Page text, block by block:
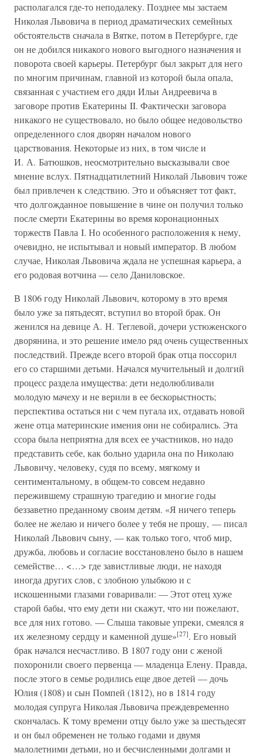
располагался где-то неподалеку. Позднее мы застаем
Николая Львовича в период драматических семейных
обстоятельств сначала в Вятке, потом в Петербурге, где
он не добился никакого нового выгодного назначения и
поворота своей карьеры. Петербург был закрыт для него
по многим причинам, главной из которой была опала,
связанная с участием его дяди Ильи Андреевича в
заговоре против Екатерины II. Фактически заговора
никакого не существовало, но было общее недовольство
определенного слоя дворян началом нового
царствования. Некоторые из них, в том числе и
И. А. Батюшков, неосмотрительно высказывали свое
мнение вслух. Пятнадцатилетний Николай Львович тоже
был привлечен к следствию. Это и объясняет тот факт,
что долгожданное повышение в чине он получил только
после смерти Екатерины во время коронационных
торжеств Павла I. Но особенного расположения к нему,
очевидно, не испытывал и новый император. В любом
случае, Николая Львовича ждала не успешная карьера, а
его родовая вотчина — село Даниловское.
В 1806 году Николай Львович, которому в это время
было уже за пятьдесят, вступил во второй брак. Он
женился на девице А. Н. Теглевой, дочери устюженского
дворянина, и это решение имело ряд очень существенных
последствий. Прежде всего второй брак отца поссорил
его со старшими детьми. Начался мучительный и долгий
процесс раздела имущества: дети недолюбливали
молодую мачеху и не верили в ее бескорыстность;
перспектива остаться ни с чем пугала их, отдавать новой
жене отца материнские имения они не собирались. Эта
ссора была неприятна для всех ее участников, но надо
представить себе, как больно ударила она по Николаю
Львовичу, человеку, судя по всему, мягкому и
сентиментальному, в общем-то совсем недавно
пережившему страшную трагедию и многие годы
беззаветно преданному своим детям. «Я ничего теперь
более не желаю и ничего более у тебя не прошу, — писал
Николай Львович сыну, — как только того, чтоб мир,
дружба, любовь и согласие восстановлено было в нашем
семействе… <…> где завистливые люди, не находя
иногда других слов, с злобною улыбкою и с
искошенными глазами говаривали: — Этот отец хуже
старой бабы, что ему дети ни скажут, что ни пожелают,
все для них готово. — Слыша таковые упреки, смеялся я
их железному сердцу и каменной душе»[27]. Его новый
брак начался несчастливо. В 1807 году они с женой
похоронили своего первенца — младенца Елену. Правда,
после этого в семье родились еще двое детей — дочь
Юлия (1808) и сын Помпей (1812), но в 1814 году
молодая супруга Николая Львовича преждевременно
скончалась. К тому времени отцу было уже за шестьдесят
и он был обременен не только годами и двумя
малолетними детьми, но и бесчисленными долгами и